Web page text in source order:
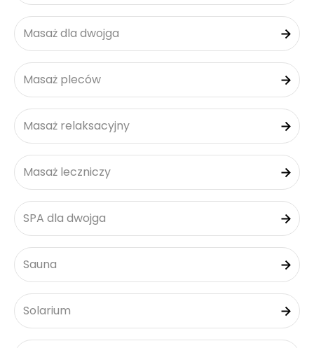
Masaż dla dwojga
Masaż pleców
Masaż relaksacyjny
Masaż leczniczy
SPA dla dwojga
Sauna
Solarium